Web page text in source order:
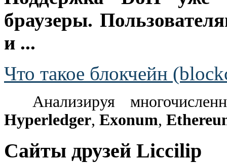
браузеры.
и ...
Что такое блокчейн
Анализируя
Hyperledger, Exonum,
Сайты друзей Liccilip